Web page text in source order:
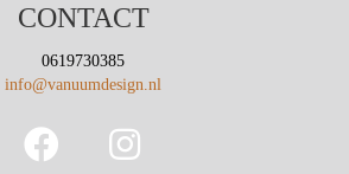
CONTACT
0619730385
info@vanuumdesign.nl